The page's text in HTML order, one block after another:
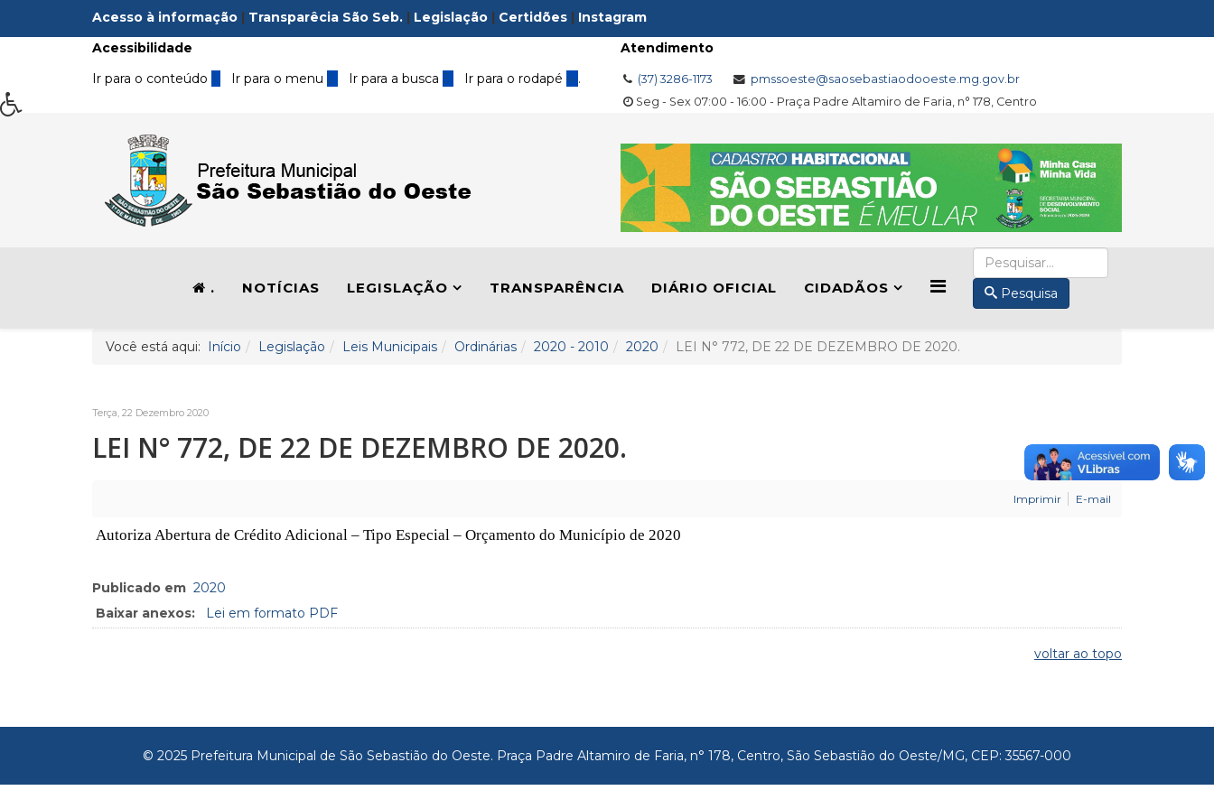
Acesso à informação | Transparêcia São Seb. | Legislação | Certidões | Instagram
Acessibilidade
Ir para o conteúdo 1 Ir para o menu 2 Ir para a busca3 Ir para o rodapé 4 .
Atendimento
(37) 3286-1173
pmssoeste@saosebastiaodooeste.mg.gov.br
Seg - Sex 07:00 - 16:00 - Praça Padre Altamiro de Faria, n° 178, Centro
. NOTÍCIAS LEGISLAÇÃO TRANSPARÊNCIA DIÁRIO OFICIAL CIDADÃOS Pesquisa
Você está aqui: Início Legislação Leis Municipais Ordinárias 2020 - 2010 2020 LEI N° 772, DE 22 DE DEZEMBRO DE 2020.
Terça, 22 Dezembro 2020
LEI N° 772, DE 22 DE DEZEMBRO DE 2020.
Imprimir E-mail
Autoriza Abertura de Crédito Adicional – Tipo Especial – Orçamento do Município de 2020
Publicado em 2020
Baixar anexos:
Lei em formato PDF
voltar ao topo
© 2025 Prefeitura Municipal de São Sebastião do Oeste. Praça Padre Altamiro de Faria, n° 178, Centro, São Sebastião do Oeste/MG, CEP: 35567-000